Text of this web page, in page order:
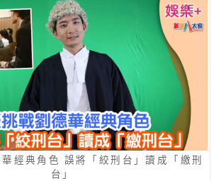
經典角色 誤將「絞刑台」讀成「繳刑
台」